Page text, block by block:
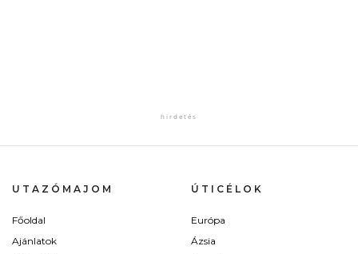
UTAZÓMAJOM
Főoldal
Ajánlatok
ÚTICÉLOK
Európa
Ázsia